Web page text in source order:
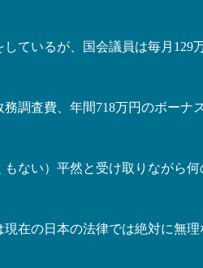
しているが、国会議員は毎月129
務調査費、年間718万円のボー
もない）平然と受け取りながら
現在の日本の法律では絶対に無